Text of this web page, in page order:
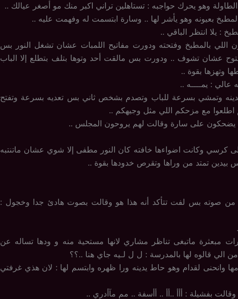
وهو يحرك حواجبه : تستاهلين تراني اكبر منك مو أصغر عيالك ..
بعيونه وهو يأشر لها .. وسارة ابتسمت له وفهمت عليه ..
: يلا انتظر الباقي ..
اللي بالمطبخ وفتحته ودورت مفاتيح اللمبات عشان تشغل النور بس
عشان تشوف .. ودورت بس مالقت أحد وتوها بتلف بتطلع إلا الباب
وتهزها بقوة ..
: يمــــه ..
وتمشي بسرعة للباب وتصدم بشخص ثاني بس تعديه بسرعة وتفتح
اطلعوا مع مزحكم اللي مثل وجيهكم ..
على سارة وقالت لهم يروحون المجلس ..
وكانت اضواءها خافته كان النور مطفى إلا شوي عشان ماتنتبه
بيدين تمتد من وراها وتقرص خدودها بقوة ..
صوته بس لفت تتأكد أنه هذا هو وقالت بصوت هادئ جدا وخجول :
مبعثرة ماتبغى تناظر مشاري لانها مستحية منه و ودها تساله عن
الي قالوه لها بالمدرسة : ل ل لـيه جاي هنا ..؟؟
وانحنى لقدام وهو حاط يدينه ورا ظهره وابتسم لها : لان هذي غرفتي
بفشيلة : أأأ ..أأ .. أأسفة .. مم مآأدري ..